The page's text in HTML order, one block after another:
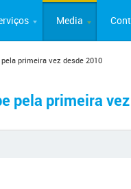
Media
primeira vez desde 2010
pela primeira